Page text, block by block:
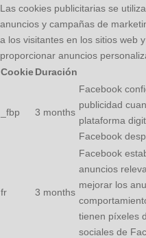
Las cookies publicitarias se
anuncios y campañas de
a los visitantes en los sitios web
proporcionar anuncios
CookieDuración
_fbp 3 months
Facebook
publicidad
plataforma
Facebook
fr 3 months
Facebook
anuncios
mejorar los
tienen píxeles
sociales de